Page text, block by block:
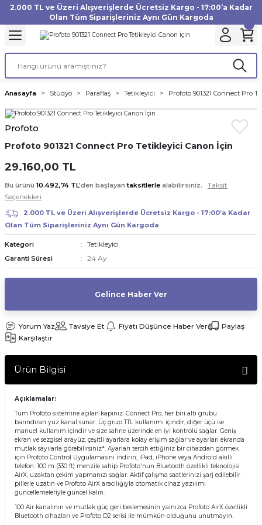
2.000 TL ve Üzeri Alışverişlerde Ücretsiz Kargo - 17:00’a Kadar
Olan Tüm Siparişleriniz Aynı Gün Kargoda
Geri Dön
Aksesuarları
Makinesi
Geri Dön
Geri Dön
Geri Dön
Geri Dön
Geri Dön
Geri Dön
Geri Dön
Geri Dön
Geri Dön
Geri Dön
Geri Dön
Anasayfa Stüdyo Paraflaş Tetikleyici Profoto 901321 Connect Pro
Profoto
Profoto 901321 Connect Pro Tetikleyici Canon İçin
29.160,00 TL
Bu ürünü 10.492,74 TL’den başlayantaksitlerle alabilirsiniz.
Taksit
Seçenekleri
2.000 TL ve Üzeri Alışverişlerde Ücretsiz Kargo - 17:00’a Kadar
Olan Tüm Siparişleriniz Aynı Gün Kargoda
Kategori Tetikleyici
Garanti Süresi 24 Ay
Gelince Haber Ver
Yorum Yaz Tavsiye Et Fiyatı Düşünce Haber Ver
Paylaş
Karşılaştır
Ürün Bilgisi
Açıklamalar:
Tüm Profoto sistemine açılan kapınız. Connect Pro, her biri altı grubu
barındıran yüz kanal sunar. Üç grup TTL kullanımı içindir, diğer üçü ise
manuel kullanım içindir ve size sahne üzerinde en iyi kontrolü sağlar. Geniş
ekran ve sezgisel arayüz, çeşitli ayarlara kolay erişim sağlar ve ayarları ekranda
mutlak sayılarla görebilirsiniz*. Ayarları tercih ettiğiniz bir cihazdan görmek
için Profoto Control Uygulamasını indirin; iPad, iPhone veya Android akıllı
telefon. 100 m (330 ft) menzile sahip Profoto'nun Bluetooth özellikli teknolojisi
AirX, uzaktan çekim yapmanızı sağlar. Aktif çalışma saatlerinizi şarj edilebilir
pillerle uzatın ve Profoto AirX aracılığıyla otomatik cihaz yazılımı
güncellemeleriyle güncel kalın.
100 Air kanalının ve mutlak güç geri beslemesinin yalnızca Profoto AirX özellikli
Bluetooth cihazları ve Profoto D2 serisi ile mümkün olduğunu unutmayın.